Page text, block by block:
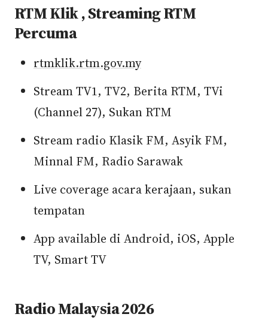
RTM Klik , Streaming RTM
Percuma
rtmklik.rtm.gov.my
Stream TV1, TV2, Berita RTM, TVi
(Channel 27), Sukan RTM
Stream radio Klasik FM, Asyik FM,
Minnal FM, Radio Sarawak
Live coverage acara kerajaan, sukan
tempatan
App available di Android, iOS, Apple
TV, Smart TV
Radio Malaysia 2026